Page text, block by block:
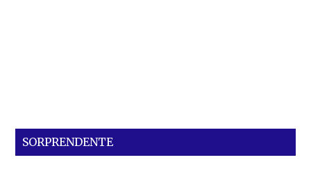
SORPRENDENTE